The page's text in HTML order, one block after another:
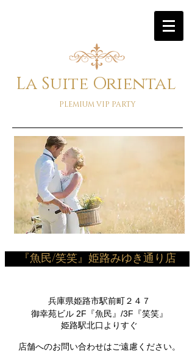
La Suite Oriental
PLEMIUM VIP PARTY
兵庫県姫路市駅前町２４７
御幸苑ビル 2F『魚民』/3F『笑笑』
姫路駅北口よりすぐ
店舗へのお問い合わせはご遠慮ください。
『魚民/笑笑』姫路みゆき通り店